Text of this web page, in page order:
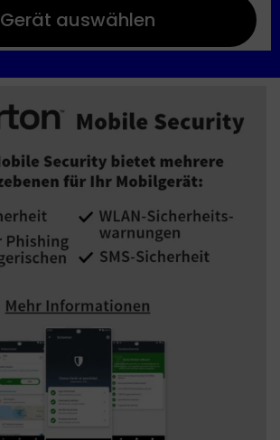
Gerät auswählen